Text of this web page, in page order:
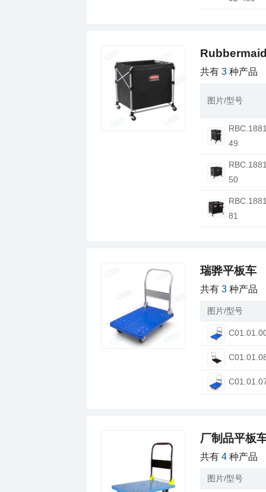
共有3 种产品
图片/型号
49
50
81
瑞骅平板车
共有3 种产品
图片/型号
厂制品平板
共有4 种产品
图片/型号